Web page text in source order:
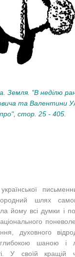
Земля. "В неділю
та Валентини
стор. 25 - 405.
шлях
йому всі думки і
духовного
глибокою шаною і
У своїй кращій